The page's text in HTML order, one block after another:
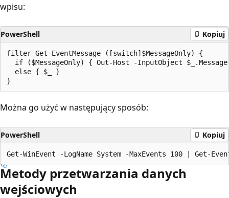
wpisu:
PowerShell Kopiuj
filter Get-EventMessage ([switch]$MessageOnly) {
if ($MessageOnly) { Out-Host -InputObject $_.Message
  else { $_ }
Można go użyć w następujący sposób:
PowerShell Kopiuj
Metody przetwarzania danych
wejściowych